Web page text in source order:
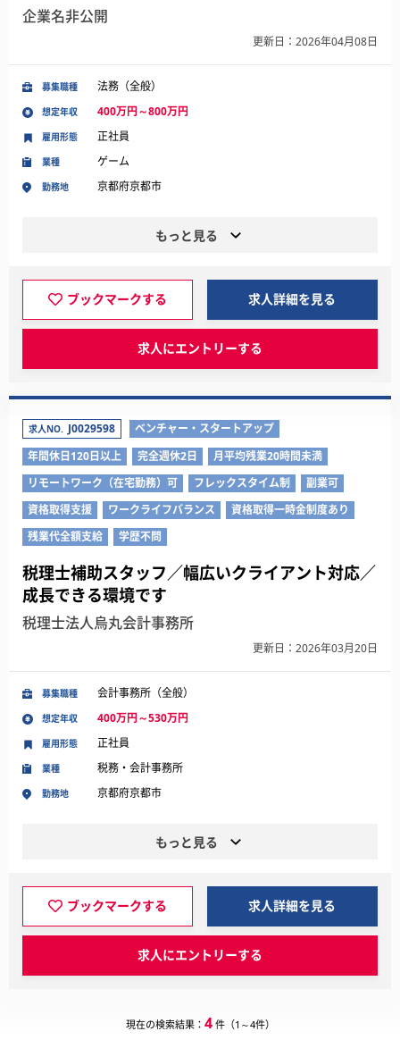
企業名非公開
更新日：2026年04月08日
募集職種 法務（全般）
想定年収 400万円～800万円
業種 ゲーム
勤務地 京都府京都市
雇用形態 正社員
もっと見る
ブックマークする 求人詳細を見る
求人にエントリーする
求人NO. J0029598
ベンチャー・スタートアップ
年間休日120日以上
完全週休2日
月平均残業20時間未満
リモートワーク（在宅勤務）可
フレックスタイム制
副業可
資格取得支援
ワークライフバランス
資格取得一時金制度あり
残業代全額支給
学歴不問
税理士補助スタッフ／幅広いクライアント対応／
成長できる環境です
税理士法人烏丸会計事務所
更新日：2026年03月20日
募集職種 会計事務所（全般）
想定年収 400万円～530万円
業種 税務・会計事務所
勤務地 京都府京都市
雇用形態 正社員
もっと見る
ブックマークする 求人詳細を見る
求人にエントリーする
現在の検索結果： 4件（1～4件）